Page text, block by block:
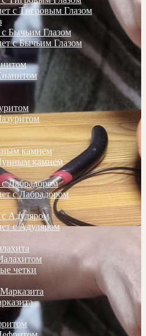
с Тигровым Глазом
Бычьим Глазом
с Бычьим Глазом
камнем
камнем
Лабрадором
с Лабрадором
Адуляром
с Адуляром
четки